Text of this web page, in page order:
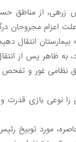
زرهی، از مناطق
مجروحان
انتقال
بود، به ظاهر پس
غور و تفحص
را نوعی بازی
توبیخ رئیس